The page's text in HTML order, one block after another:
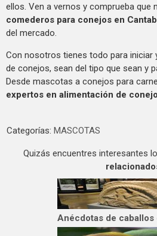
ellos. Ven a vernos y comprueba que
comederos para conejos en
del mercado.
Con nosotros tienes todo para iniciar
de conejos, sean del tipo que sean y
Desde mascotas a conejos para
expertos en alimentación de
Categorías: MASCOTAS
Quizás encuentres interesantes
Anécdotas de caballos